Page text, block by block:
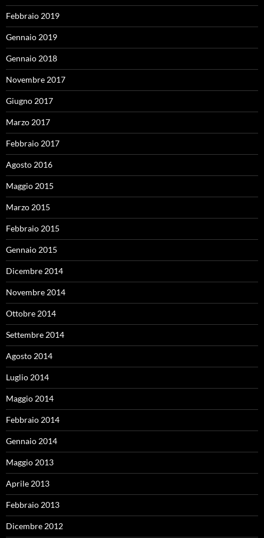
Febbraio 2019
Gennaio 2019
Gennaio 2018
Novembre 2017
Giugno 2017
Marzo 2017
Febbraio 2017
Agosto 2016
Maggio 2015
Marzo 2015
Febbraio 2015
Gennaio 2015
Dicembre 2014
Novembre 2014
Ottobre 2014
Settembre 2014
Agosto 2014
Luglio 2014
Maggio 2014
Febbraio 2014
Gennaio 2014
Maggio 2013
Aprile 2013
Febbraio 2013
Dicembre 2012